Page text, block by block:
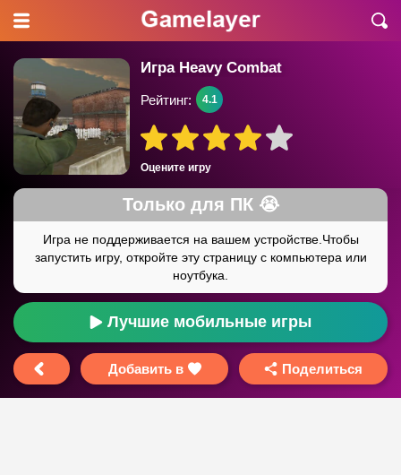
Игра Heavy Combat
Оцените игру
Рейтинг: 4.1
Лучшие мобильные игры
Добавить в Поделиться